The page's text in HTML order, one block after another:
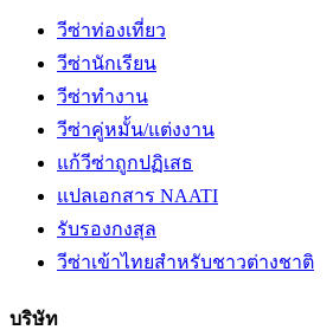
วีซ่าท่องเที่ยว
วีซ่านักเรียน
วีซ่าทำงาน
วีซ่าคู่หมั้น/แต่งงาน
แก้วีซ่าถูกปฏิเสธ
แปลเอกสาร NAATI
รับรองกงสุล
วีซ่าเข้าไทยสำหรับชาวต่างชาติ
บริษัท